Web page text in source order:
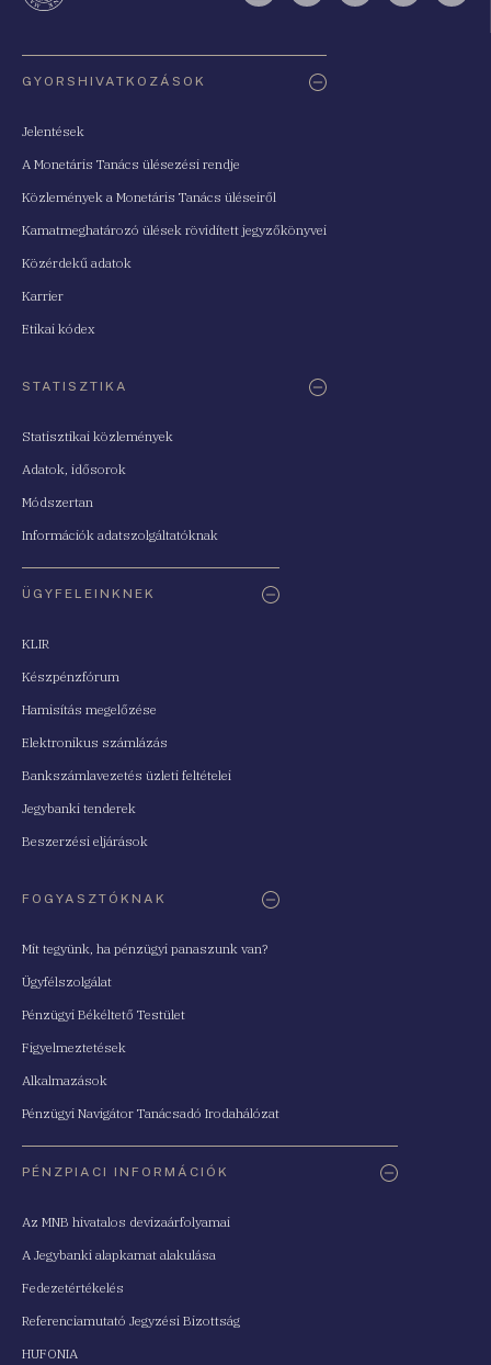
GYORSHIVATKOZÁSOK
Jelentések
A Monetáris Tanács ülésezési rendje
Közlemények a Monetáris Tanács üléseiről
Kamatmeghatározó ülések rövidített jegyzőkönyvei
Közérdekű adatok
Karrier
Etikai kódex
STATISZTIKA
Statisztikai közlemények
Adatok, idősorok
Módszertan
Információk adatszolgáltatóknak
ÜGYFELEINKNEK
KLIR
Készpénzfórum
Hamisítás megelőzése
Elektronikus számlázás
Bankszámlavezetés üzleti feltételei
Jegybanki tenderek
Beszerzési eljárások
FOGYASZTÓKNAK
Mit tegyünk, ha pénzügyi panaszunk van?
Ügyfélszolgálat
Pénzügyi Békéltető Testület
Figyelmeztetések
Alkalmazások
Pénzügyi Navigátor Tanácsadó Irodahálózat
PÉNZPIACI INFORMÁCIÓK
Az MNB hivatalos devizaárfolyamai
A Jegybanki alapkamat alakulása
Fedezetértékelés
Referenciamutató Jegyzési Bizottság
HUFONIA